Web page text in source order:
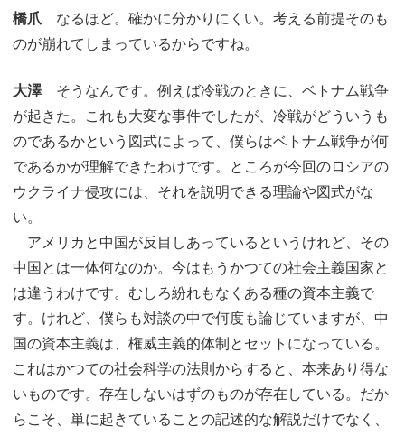
橋爪 なるほど。確かに分かりにくい。考える前提そのも
のが崩れてしまっているからですね。
大澤そうなんです。例えば冷戦のときに、ベトナム戦争
が起きた。これも大変な事件でしたが、冷戦がどういうも
のであるかという図式によって、僕らはベトナム戦争が何
であるかが理解できたわけです。ところが今回のロシアの
ウクライナ侵攻には、それを説明できる理論や図式がな
い。
アメリカと中国が反目しあっているというけれど、その
中国とは一体何なのか。今はもうかつての社会主義国家と
は違うわけです。むしろ紛れもなくある種の資本主義で
す。けれど、僕らも対談の中で何度も論じていますが、中
国の資本主義は、権威主義的体制とセットになっている。
これはかつての社会科学の法則からすると、本来あり得な
いものです。存在しないはずのものが存在している。だか
らこそ、単に起きていることの記述的な解説だけでなく、